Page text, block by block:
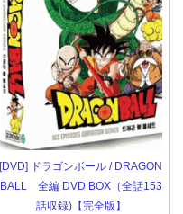
[DVD] ドラゴンボール / DRAGON
BALL 全編 DVD BOX（全話153
話収録)【完全版】